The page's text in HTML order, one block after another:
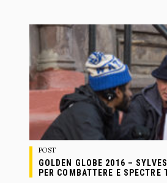
POST
GOLDEN GLOBE 2016 –
PER COMBATTERE E SPECTRE